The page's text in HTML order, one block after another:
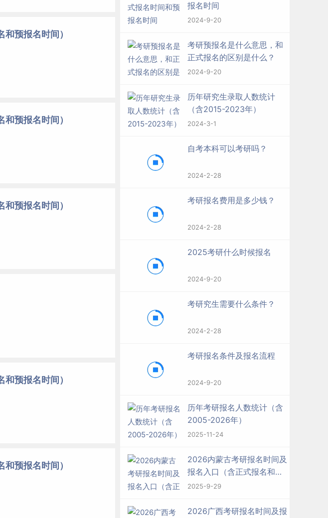
预报名时间）
预报名时间）
预报名时间）
预报名时间）
预报名时间）
报名时间
2024-9-20
考研预报名是什么意思，和
正式报名的区别是什么？
2024-9-20
历年研究生录取人数统计
（含2015-2023年）
2024-3-1
自考本科可以考研吗？
2024-2-28
考研报名费用是多少钱？
2024-2-28
2025考研什么时候报名
2024-9-20
考研究生需要什么条件？
2024-2-28
考研报名条件及报名流程
2024-9-20
历年考研报名人数统计（含
2005-2026年）
2025-11-24
2026内蒙古考研报名时间及
报名入口（含正式报名和预
报名时间）
2025-9-29
2026广西考研报名时间及报